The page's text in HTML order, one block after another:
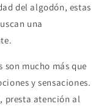
del algodón, estas
una
son mucho más que
y sensaciones.
presta atención al